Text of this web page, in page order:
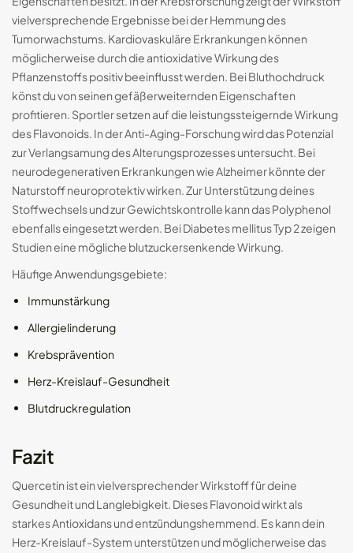
vielversprechende Ergebnisse bei der Hemmung des
Tumorwachstums. Kardiovaskuläre Erkrankungen können
möglicherweise durch die antioxidative Wirkung des
Pflanzenstoffs positiv beeinflusst werden. Bei Bluthochdruck
könst du von seinen gefäßerweiternden Eigenschaften
profitieren. Sportler setzen auf die leistungssteigernde Wirkung
des Flavonoids. In der Anti-Aging-Forschung wird das Potenzial
zur Verlangsamung des Alterungsprozesses untersucht. Bei
neurodegenerativen Erkrankungen wie Alzheimer könnte der
Naturstoff neuroprotektiv wirken. Zur Unterstützung deines
Stoffwechsels und zur Gewichtskontrolle kann das Polyphenol
ebenfalls eingesetzt werden. Bei Diabetes mellitus Typ 2 zeigen
Studien eine mögliche blutzuckersenkende Wirkung.
Häufige Anwendungsgebiete:
Immunstärkung
Allergielinderung
Krebsprävention
Herz-Kreislauf-Gesundheit
Blutdruckregulation
Fazit
Quercetin ist ein vielversprechender Wirkstoff für deine
Gesundheit und Langlebigkeit. Dieses Flavonoid wirkt als
starkes Antioxidans und entzündungshemmend. Es kann dein
Herz-Kreislauf-System unterstützen und möglicherweise das